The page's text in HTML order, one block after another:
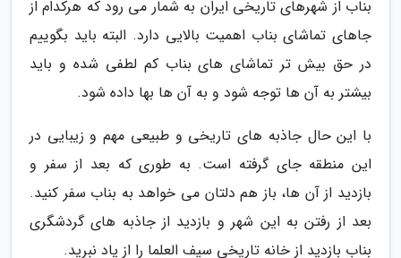
بناب از شهرهای تاریخی ایران به شمار می رود که هرکدام از
جاهای تماشای بناب اهمیت بالایی دارد. البته باید بگوییم
در حق بیش تر تماشای های بناب کم لطفی شده و باید
بیشتر به آن ها توجه شود و به آن ها بها داده شود.
با این حال جاذبه های تاریخی و طبیعی مهم و زیبایی در
این منطقه جای گرفته است. به طوری که بعد از سفر و
بازدید از آن ها، باز هم دلتان می خواهد به بناب سفر کنید.
بعد از رفتن به این شهر و بازدید از جاذبه های گردشگری
بناب بازدید از خانه تاریخی سیف العلما را از یاد نبرید.